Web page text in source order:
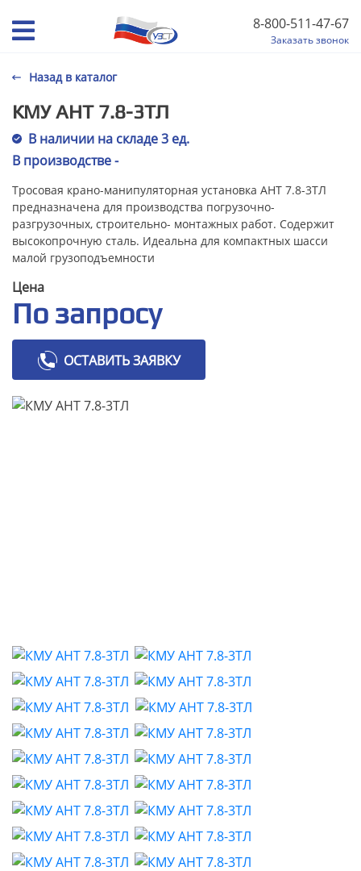
8-800-511-47-67
Заказать звонок
Назад в каталог
КМУ АНТ 7.8-3ТЛ
В наличии на складе 3 ед.
В производстве -
Тросовая крано-манипуляторная установка АНТ 7.8-3ТЛ
предназначена для производства погрузочно-
разгрузочных, строительно- монтажных работ. Содержит
высокопрочную сталь. Идеальна для компактных шасси
малой грузоподъемности
Цена
По запросу
ОСТАВИТЬ ЗАЯВКУ